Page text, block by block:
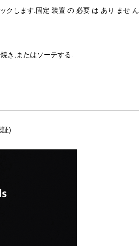
クします.固定 装置 の 必要 は あり ませ ん.
き,またはソーテする.
証)